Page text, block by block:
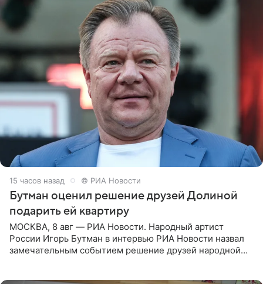
15 часов назад © РИА Новости
Бутман оценил решение друзей Долиной
подарить ей квартиру
МОСКВА, 8 авг — РИА Новости. Народный артист
России Игорь Бутман в интервью РИА Новости назвал
замечательным событием решение друзей народной